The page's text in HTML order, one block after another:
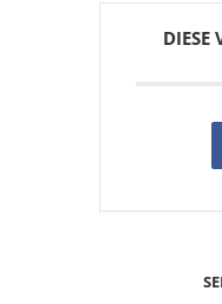
DIESE